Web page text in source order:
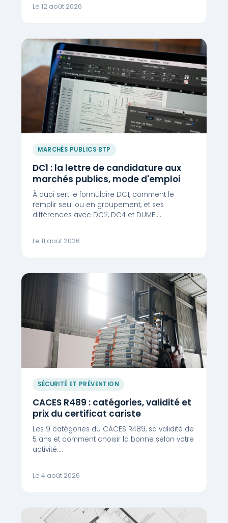
Le 12 août 2026
MARCHÉS PUBLICS BTP
DC1 : la lettre de candidature aux
marchés publics, mode d'emploi
À quoi sert le formulaire DC1, comment le
remplir seul ou en groupement, et ses
différences avec DC2, DC4 et DUME.…
Le 11 août 2026
SÉCURITÉ ET PRÉVENTION
CACES R489 : catégories, validité et
prix du certificat cariste
Les 9 catégories du CACES R489, sa validité de
5 ans et comment choisir la bonne selon votre
activité.…
Le 4 août 2026